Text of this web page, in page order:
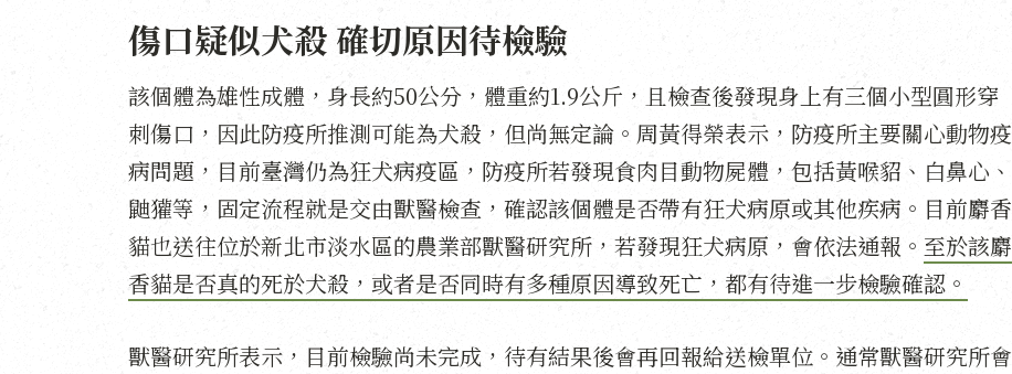
傷口疑似犬殺 確切原因待檢驗
該個體為雄性成體，身長約50公分，體重約1.9公斤，且檢查後發現身上有三個小型圓形穿
刺傷口，因此防疫所推測可能為犬殺，但尚無定論。周黃得榮表示，防疫所主要關心動物疫
病問題，目前臺灣仍為狂犬病疫區，防疫所若發現食肉目動物屍體，包括黃喉貂、白鼻心、
鼬獾等，固定流程就是交由獸醫檢查，確認該個體是否帶有狂犬病原或其他疾病。目前麝香
貓也送往位於新北市淡水區的農業部獸醫研究所，若發現狂犬病原，會依法通報。 至於該麝
香貓是否真的死於犬殺，或者是否同時有多種原因導致死亡，都有待進一步檢驗確認。
獸醫研究所表示，目前檢驗尚未完成，待有結果後會再回報給送檢單位。通常獸醫研究所會